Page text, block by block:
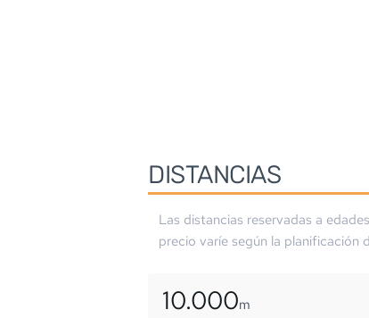
DISTANCIAS
Las distancias reservadas a
precio varíe según la planificación
10.000m